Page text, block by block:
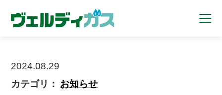
2024.08.29
カテゴリ： お知らせ